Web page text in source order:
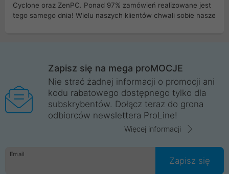
Cyclone oraz ZenPC. Ponad 97% zamówień realizowane jest
tego samego dnia! Wielu naszych klientów chwali sobie nasze
Wrocław, Poznań, Legnica, Katowice, Gliwice, Kalisz, Bytom,
Trzebnica, Opole. Szybka i profesjonalna obsługa!
ProLine to polska firma ze 100% polskim kapitałem. Działamy
legalnie i płacimy podatki w naszym kraju! Posiadamy siedzibę
główną w Mirkowie oraz salony na terenie kraju. Cała
komunikacja ze sklepem komputerowym ProLine jest
danych osobowych. Dlatego zakup notebooka albo laptopa w
ProLine to czysta przyjemność i pełne bezpieczeństwo.
Zaopatrzysz się u nas w akcesoria i części komputerowe
Zapisz się na mega proMOCJE
Nie strać żadnej informacji o promocji ani
kodu rabatowego dostępnego tylko dla
subskrybentów. Dołącz teraz do grona
odbiorców newslettera ProLine!
Więcej informacji
Email
Zapisz się